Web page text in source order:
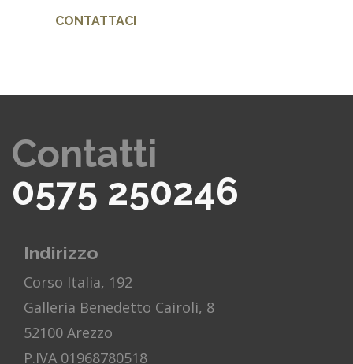
CONTATTACI
Contatti
0575 250246
Indirizzo
Corso Italia, 192
Galleria Benedetto Cairoli, 8
52100 Arezzo
P.IVA 01968780518